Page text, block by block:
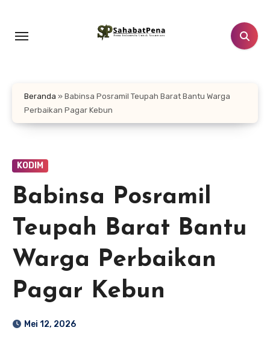
konten
Beranda » ‎Babinsa Posramil Teupah Barat Bantu Warga
Perbaikan Pagar Kebun
KODIM
‎Babinsa Posramil
Teupah Barat Bantu
Warga Perbaikan
Pagar Kebun
Mei 12, 2026